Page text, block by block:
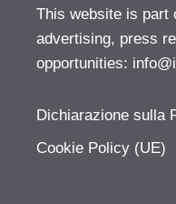
This website is part
advertising, press
opportunities:
Dichiarazione sulla
Cookie Policy (UE)